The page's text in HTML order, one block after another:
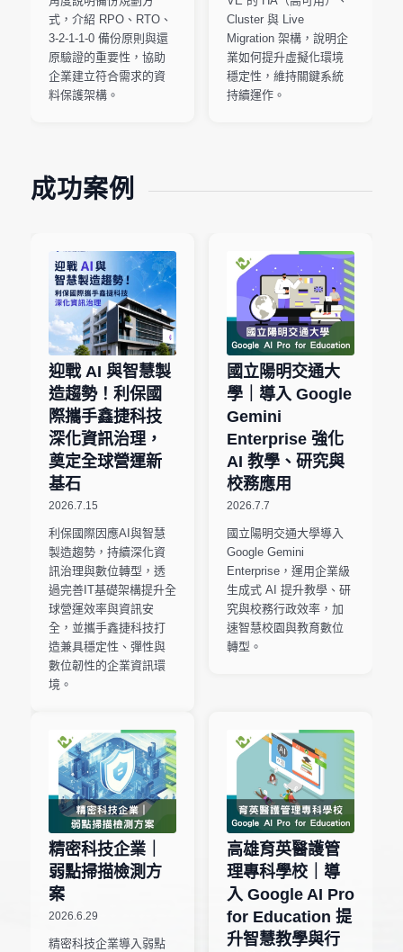
式，介紹 RPO、RTO、
3-2-1-1-0 備份原則與還
原驗證的重要性，協助
企業建立符合需求的資
料保護架構。
Cluster 與 Live
Migration 架構，說明企
業如何提升虛擬化環境
穩定性，維持關鍵系統
持續運作。
成功案例
迎戰 AI 與智慧製
造趨勢！利保國
際攜手鑫捷科技
深化資訊治理，
奠定全球營運新
基石
2026.7.15
利保國際因應AI與智慧
製造趨勢，持續深化資
訊治理與數位轉型，透
過完善IT基礎架構提升全
球營運效率與資訊安
全，並攜手鑫捷科技打
造兼具穩定性、彈性與
數位韌性的企業資訊環
境。
國立陽明交通大
學｜導入 Google
Gemini
Enterprise 強化
AI 教學、研究與
校務應用
2026.7.7
國立陽明交通大學導入
Google Gemini
Enterprise，運用企業級
生成式 AI 提升教學、研
究與校務行政效率，加
速智慧校園與教育數位
轉型。
精密科技企業｜
弱點掃描檢測方
案
2026.6.29
精密科技企業導入弱點
高雄育英醫護管
理專科學校｜導
入 Google AI Pro
for Education 提
升智慧教學與行